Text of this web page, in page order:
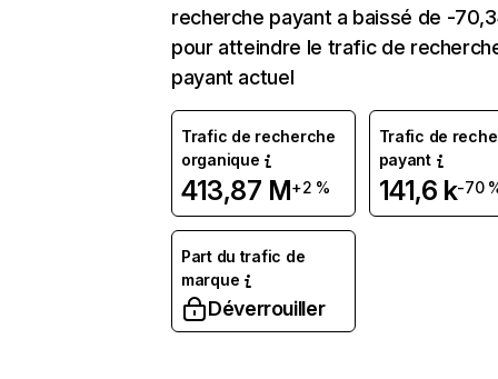
recherche payant a baissé de -
pour atteindre le trafic de
payant actuel
Trafic de recherche
organique
413,87 M+2 %
Trafic de
payant
141,6 k-70
Part du trafic de
marque
Déverrouiller